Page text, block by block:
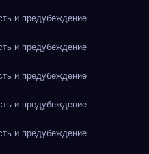
и предубеждение
и предубеждение
и предубеждение
и предубеждение
и предубеждение